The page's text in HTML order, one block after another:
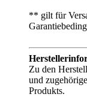
** gilt für
Zu den
und
Produkts.